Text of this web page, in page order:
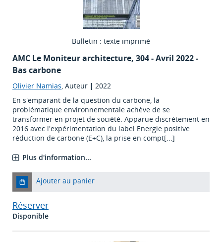
Bulletin : texte imprimé
AMC Le Moniteur architecture, 304 - Avril 2022 -
Bas carbone
Olivier Namias, Auteur | 2022
En s'emparant de la question du carbone, la
problématique environnementale achève de se
transformer en projet de société. Apparue discrètement en
2016 avec l'expérimentation du label Energie positive
réduction de carbone (E+C), la prise en compt[...]
Plus d'information...
Ajouter au panier
Réserver
Disponible